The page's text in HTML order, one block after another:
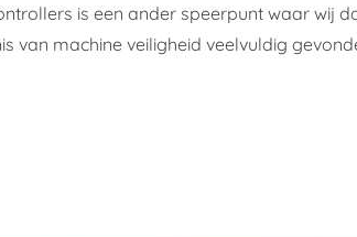
is een ander speerpunt waar wij
van machine veiligheid veelvuldig